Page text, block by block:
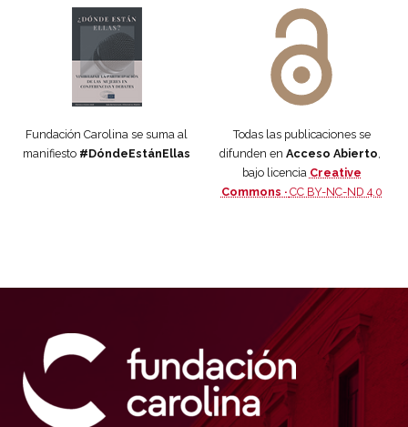
Fundación Carolina se suma al
manifiesto #DóndeEstánEllas
Todas las publicaciones se
difunden en Acceso Abierto,
bajo licencia Creative
Commons · CC BY-NC-ND 4.0